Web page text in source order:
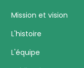
Mission et vision
L'histoire
L'équipe